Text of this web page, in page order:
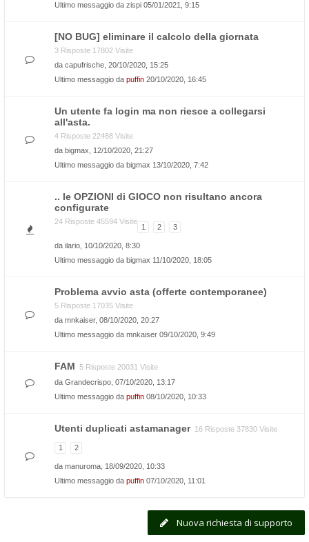
Ultimo messaggio da zispi 05/01/2021, 9:15
[NO BUG] eliminare il calcolo della giornata
3 Risposte 17802 Visite
da capufrische , 20/10/2020, 15:25
Ultimo messaggio da puffin 20/10/2020, 16:45
Un utente fa login ma non riesce a collegarsi
all'asta.
4 Risposte 22488 Visite
da bigmax , 12/10/2020, 21:27
Ultimo messaggio da bigmax 13/10/2020, 7:42
.. le OPZIONI di GIOCO non risultano ancora
configurate
24 Risposte 45594 Visite
1 2 3
da ilario , 10/10/2020, 8:30
Ultimo messaggio da bigmax 11/10/2020, 18:05
Problema avvio asta (offerte contemporanee)
5 Risposte 17035 Visite
da mnkaiser, 08/10/2020, 20:27
Ultimo messaggio da mnkaiser 09/10/2020, 9:49
FAM 5 Risposte 20031 Visite
da Grandecrispo , 07/10/2020, 13:17
Ultimo messaggio da puffin 08/10/2020, 10:33
Utenti duplicati astamanager 16 Risposte 37830 Visite
1 2
da manuroma , 18/09/2020, 10:33
Ultimo messaggio da puffin 07/10/2020, 11:01
Nuova richiesta di supporto